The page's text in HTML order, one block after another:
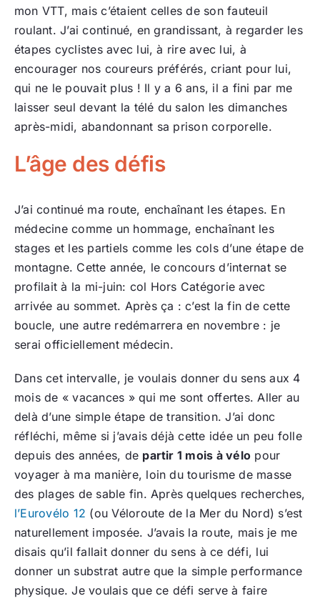
mon VTT, mais c’étaient celles de son fauteuil
roulant. J’ai continué, en grandissant, à regarder les
étapes cyclistes avec lui, à rire avec lui, à
encourager nos coureurs préférés, criant pour lui,
qui ne le pouvait plus ! Il y a 6 ans, il a fini par me
laisser seul devant la télé du salon les dimanches
après-midi, abandonnant sa prison corporelle.
L’âge des défis
J’ai continué ma route, enchaînant les étapes. En
médecine comme un hommage, enchaînant les
stages et les partiels comme les cols d’une étape de
montagne. Cette année, le concours d’internat se
profilait à la mi-juin: col Hors Catégorie avec
arrivée au sommet. Après ça : c’est la fin de cette
boucle, une autre redémarrera en novembre : je
serai officiellement médecin.
Dans cet intervalle, je voulais donner du sens aux 4
mois de « vacances » qui me sont offertes. Aller au
delà d’une simple étape de transition. J’ai donc
réfléchi, même si j’avais déjà cette idée un peu folle
depuis des années, de partir 1 mois à vélo pour
voyager à ma manière, loin du tourisme de masse
des plages de sable fin. Après quelques recherches,
l’Eurovélo 12 (ou Véloroute de la Mer du Nord) s’est
naturellement imposée. J’avais la route, mais je me
disais qu’il fallait donner du sens à ce défi, lui
donner un substrat autre que la simple performance
physique. Je voulais que ce défi serve à faire